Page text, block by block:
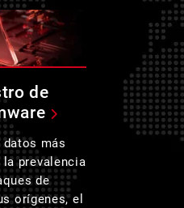
de
datos más
prevalencia
de
orígenes, el